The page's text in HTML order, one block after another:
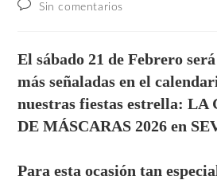
Sin comentarios
El sábado 21 de Febrero
más señaladas en el
nuestras fiestas estrella: LA
DE MÁSCARAS 2026 en
Para esta ocasión tan